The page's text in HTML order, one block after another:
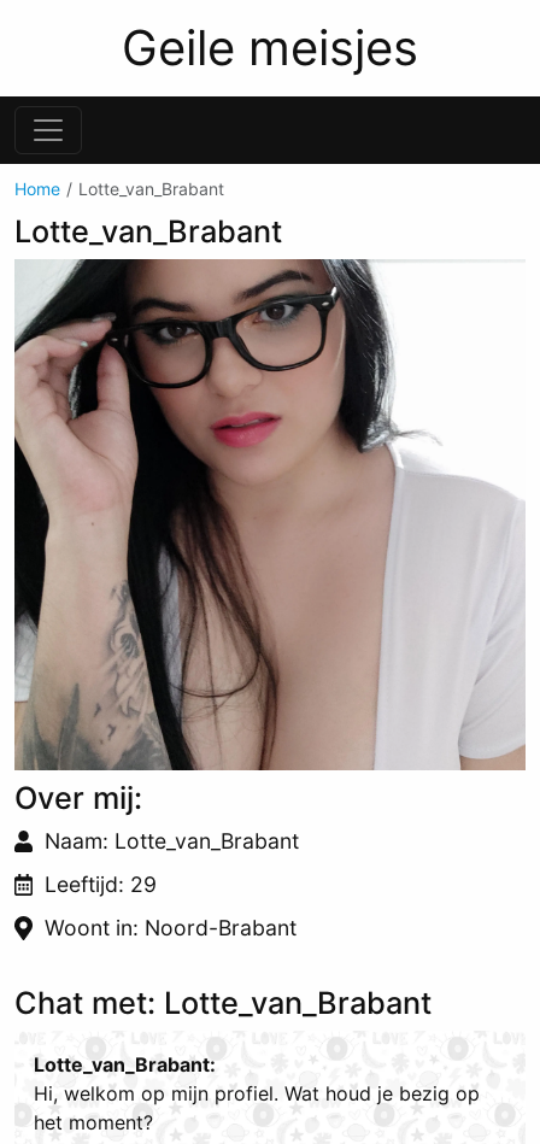
Geile meisjes
Home Lotte_van_Brabant
Lotte_van_Brabant
Over mij:
Naam: Lotte_van_Brabant
Leeftijd: 29
Woont in: Noord-Brabant
Chat met: Lotte_van_Brabant
Lotte_van_Brabant:
Hi, welkom op mijn profiel. Wat houd je bezig op
het moment?